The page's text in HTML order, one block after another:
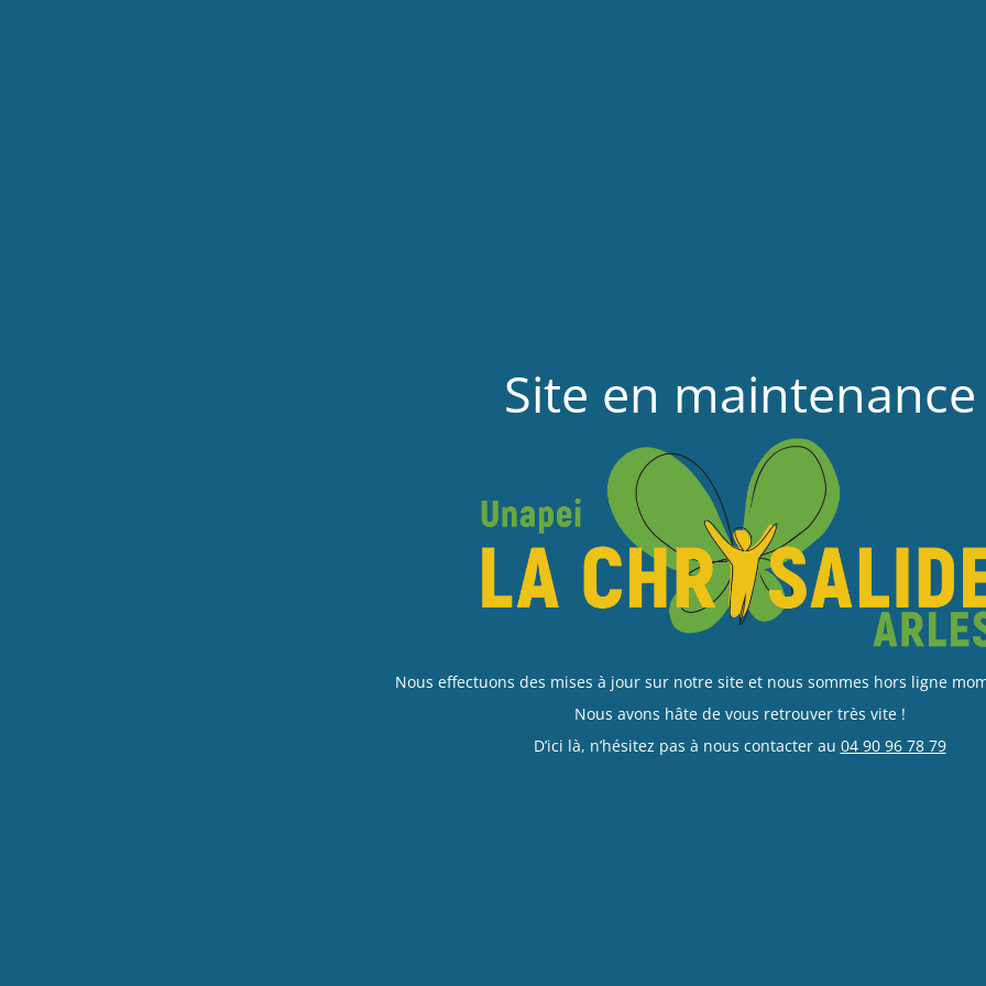
Site en maintenance
Nous effectuons des mises à jour sur notre site et nous sommes hors ligne
Nous avons hâte de vous retrouver très vite !
D’ici là, n’hésitez pas à nous contacter au 04 90 96 78 79